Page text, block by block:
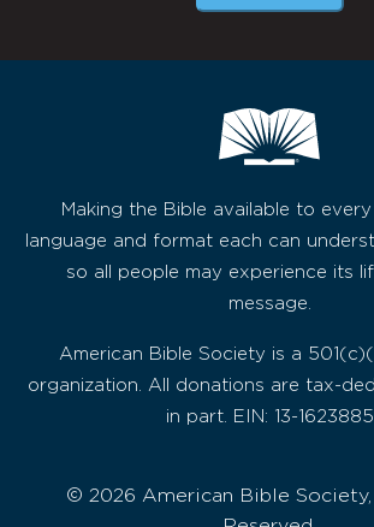
Making the Bible available to
language and format each can
so all people may experience its
message.
American Bible Society is a
organization. All donations are tax-
in part. EIN: 13-1623885
© 2026 American Bible